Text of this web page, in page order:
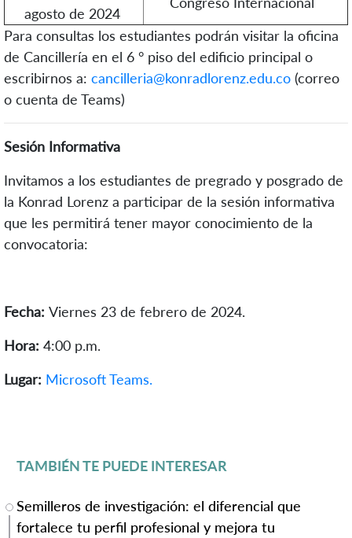
agosto de 2024
Para consultas los estudiantes podrán visitar la oficina
de Cancillería en el 6 ° piso del edificio principal o
escribirnos a: cancilleria@konradlorenz.edu.co (correo
o cuenta de Teams)
Sesión Informativa
Invitamos a los estudiantes de pregrado y posgrado de
la Konrad Lorenz a participar de la sesión informativa
que les permitirá tener mayor conocimiento de la
convocatoria:
Fecha: Viernes 23 de febrero de 2024.
Hora: 4:00 p.m.
Lugar: Microsoft Teams.
TAMBIÉN TE PUEDE INTERESAR
Semilleros de investigación: el diferencial que
fortalece tu perfil profesional y mejora tu